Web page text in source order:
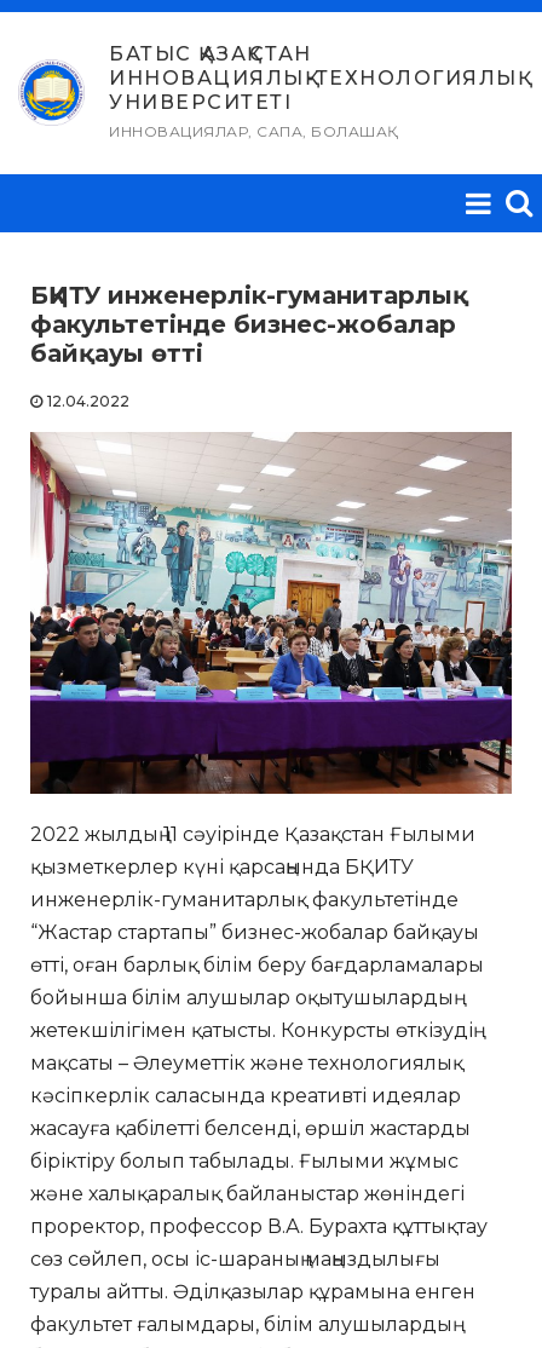
Skip
content
БАТЫС ҚАЗАҚСТАН
ИННОВАЦИЯЛЫҚ-ТЕХНОЛОГИЯЛЫҚ
УНИВЕРСИТЕТІ
ИННОВАЦИЯЛАР, САПА, БОЛАШАҚ
БҚИТУ инженерлік-гуманитарлық
факультетінде бизнес-жобалар
байқауы өтті
12.04.2022
2022 жылдың 11 сәуірінде Қазақстан Ғылыми
қызметкерлер күні қарсаңында БҚИТУ
инженерлік-гуманитарлық факультетінде
“Жастар стартапы” бизнес-жобалар байқауы
өтті, оған барлық білім беру бағдарламалары
бойынша білім алушылар оқытушылардың
жетекшілігімен қатысты. Конкурсты өткізудің
мақсаты – Әлеуметтік және технологиялық
кәсіпкерлік саласында креативті идеялар
жасауға қабілетті белсенді, өршіл жастарды
біріктіру болып табылады. Ғылыми жұмыс
және халықаралық байланыстар жөніндегі
проректор, профессор В.А. Бурахта құттықтау
сөз сөйлеп, осы іс-шараның маңыздылығы
туралы айтты. Әділқазылар құрамына енген
факультет ғалымдары, білім алушылардың